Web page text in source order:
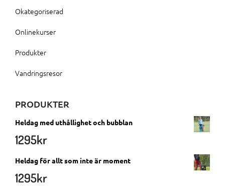
Okategoriserad
Onlinekurser
Produkter
Vandringsresor
PRODUKTER
Heldag med uthållighet och bubblan
1295kr
Heldag för allt som inte är moment
1295kr